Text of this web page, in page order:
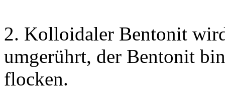
2. Kolloidaler Bentonit
umgerührt, der Bentonit
flocken.